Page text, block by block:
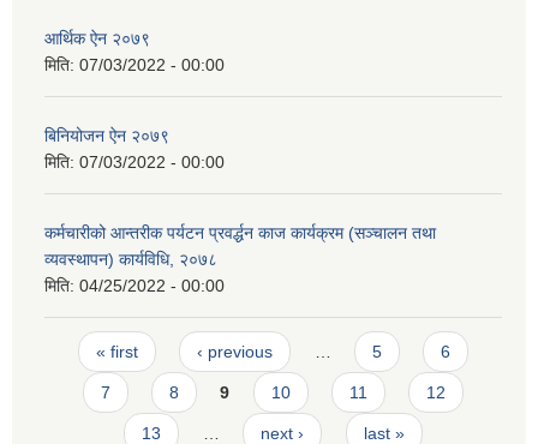
आर्थिक ऐन २०७९
मिति: 07/03/2022 - 00:00
बिनियोजन ऐन २०७९
मिति: 07/03/2022 - 00:00
कर्मचारीको आन्तरीक पर्यटन प्रवर्द्धन काज कार्यक्रम (सञ्चालन तथा
व्यवस्थापन) कार्यविधि, २०७८
मिति: 04/25/2022 - 00:00
Pages
« first ‹ previous 5 6
7 8 9 10 11 12
13 next › last »